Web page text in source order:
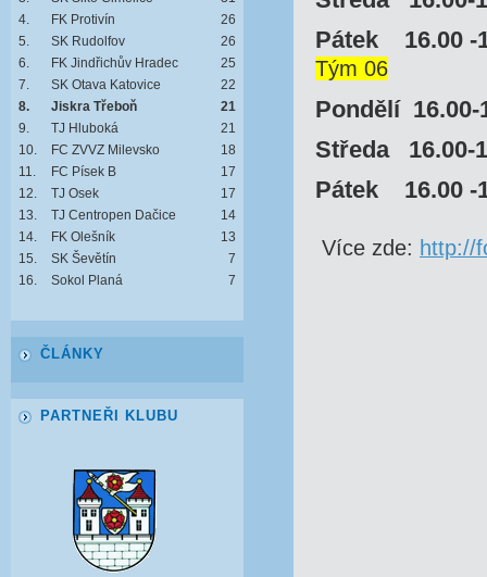
Pátek 16.00 -
Tým 06
Pondělí 16.00-
Středa 16.00-
Pátek 16.00 -
Více zde: http://
4.
FK Protivín
26
5.
SK Rudolfov
26
6.
FK Jindřichův Hradec
25
7.
SK Otava Katovice
22
8.
Jiskra Třeboň
21
9.
TJ Hluboká
21
10.
FC ZVVZ Milevsko
18
11.
FC Písek B
17
12.
TJ Osek
17
13.
TJ Centropen Dačice
14
14.
FK Olešník
13
15.
SK Ševětín
7
16.
Sokol Planá 7
ČLÁNKY
PARTNEŘI KLUBU